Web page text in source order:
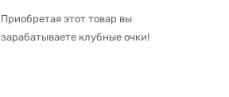
Приобретая этот товар вы
зарабатываете клубные очки!